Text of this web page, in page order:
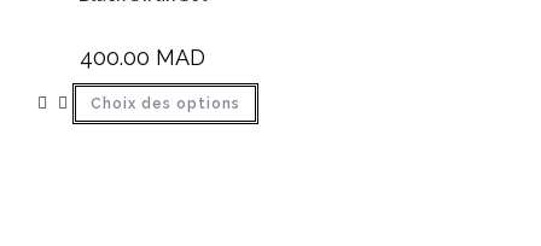
400.00 MAD
Choix des options